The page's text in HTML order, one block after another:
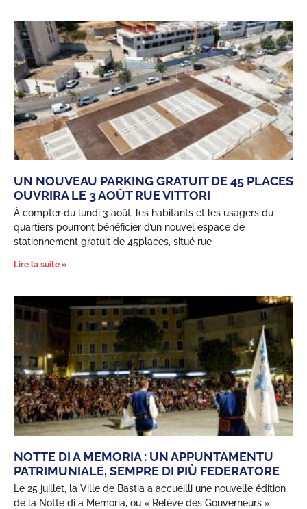
UN NOUVEAU PARKING GRATUIT DE 45 PLACES
OUVRIRA LE 3 AOÛT RUE VITTORI
À compter du lundi 3 août, les habitants et les usagers du
quartiers pourront bénéficier d’un nouvel espace de
stationnement gratuit de 45places, situé rue
Lire la suite »
NOTTE DI A MEMORIA : UN APPUNTAMENTU
PATRIMUNIALE, SEMPRE DI PIÙ FEDERATORE
Le 25 juillet, la Ville de Bastia a accueilli une nouvelle édition
de la Notte di a Memoria, ou « Relève des Gouverneurs ».